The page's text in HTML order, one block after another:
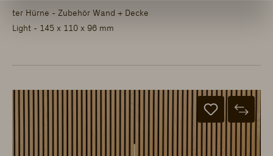
ter Hürne - Zubehör Wand + Decke
Light - 145 x 110 x 96 mm